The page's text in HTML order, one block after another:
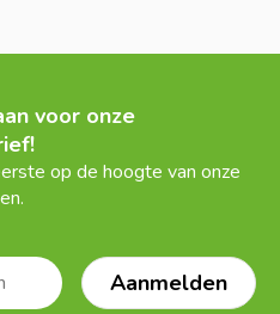
voor onze
op de hoogte van onze